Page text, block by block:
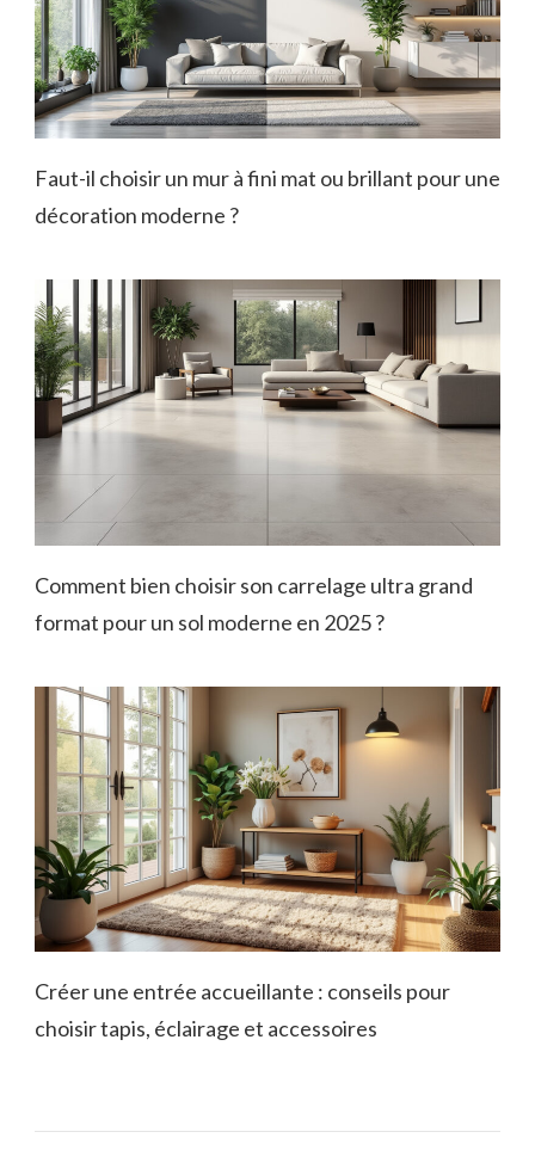
Faut-il choisir un mur à fini mat ou brillant pour une
décoration moderne ?
Comment bien choisir son carrelage ultra grand
format pour un sol moderne en 2025 ?
Créer une entrée accueillante : conseils pour
choisir tapis, éclairage et accessoires